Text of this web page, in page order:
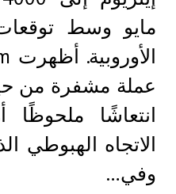
مايو وسط
عملة مشفرة من
انتعاشًا
الاتجاه الهبوطي
وفي…